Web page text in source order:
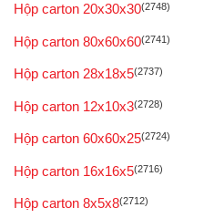
Hộp carton 20x30x30(2748)
Hộp carton 80x60x60(2741)
Hộp carton 28x18x5(2737)
Hộp carton 12x10x3(2728)
Hộp carton 60x60x25(2724)
Hộp carton 16x16x5(2716)
Hộp carton 8x5x8(2712)